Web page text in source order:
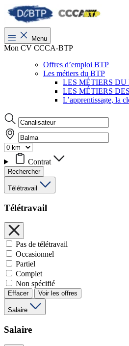
Menu
Mon CV CCCA-BTP
Offres d’emploi BTP
Les métiers du BTP
LES MÉTIERS
LES MÉTIERS
L’apprentissage, la
Contrat
Rechercher
Télétravail
Télétravail
Pas de télétravail
Occasionnel
Partiel
Complet
Non spécifié
Effacer Voir les offres
Salaire
Salaire